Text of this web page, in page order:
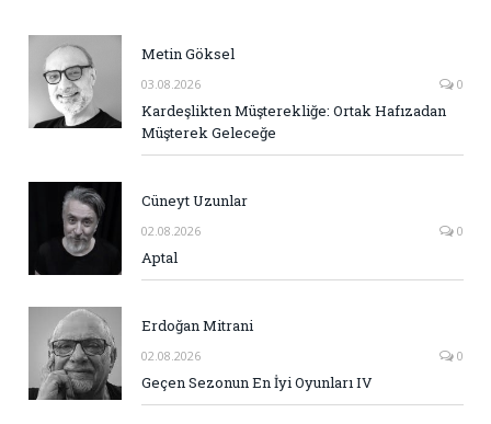
Metin Göksel
03.08.2026 0
Kardeşlikten Müşterekliğe: Ortak Hafızadan
Müşterek Geleceğe
Cüneyt Uzunlar
02.08.2026 0
Aptal
Erdoğan Mitrani
02.08.2026 0
Geçen Sezonun En İyi Oyunları IV